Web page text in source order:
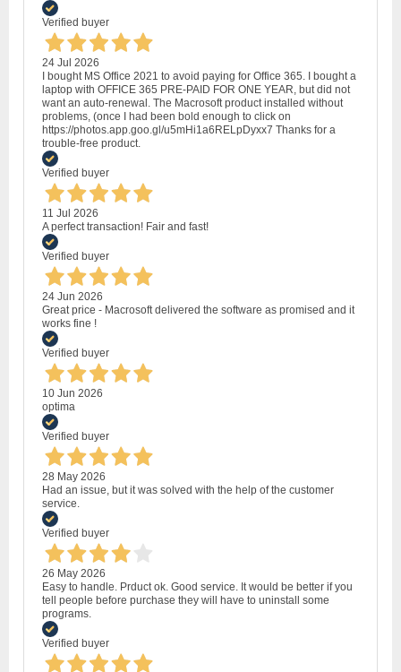
Verified buyer
24 Jul 2026
I bought MS Office 2021 to avoid paying for Office 365. I bought a
laptop with OFFICE 365 PRE-PAID FOR ONE YEAR, but did not
want an auto-renewal. The Macrosoft product installed without
problems, (once I had been bold enough to click on
https://photos.app.goo.gl/u5mHi1a6RELpDyxx7 Thanks for a
trouble-free product.
Verified buyer
11 Jul 2026
A perfect transaction! Fair and fast!
Verified buyer
24 Jun 2026
Great price - Macrosoft delivered the software as promised and it
works fine !
Verified buyer
10 Jun 2026
optima
Verified buyer
28 May 2026
Had an issue, but it was solved with the help of the customer
service.
Verified buyer
26 May 2026
Easy to handle. Prduct ok. Good service. It would be better if you
tell people before purchase they will have to uninstall some
programs.
Verified buyer